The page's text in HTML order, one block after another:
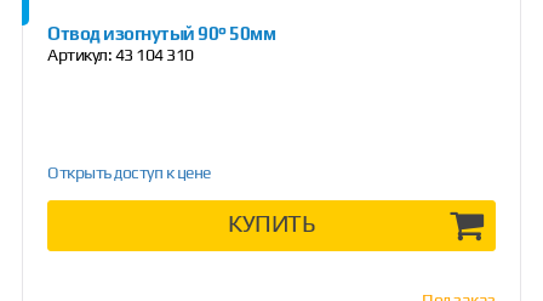
Отвод изогнутый 90° 50мм
Артикул:43 104 310
Открыть доступ к цене
КУПИТЬ